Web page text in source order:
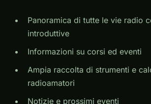
Panoramica di tutte le vie radio
introduttive
Informazioni su corsi ed eventi
Ampia raccolta di strumenti e
radioamatori
Notizie e prossimi eventi